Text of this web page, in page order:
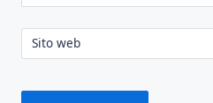
Sito web